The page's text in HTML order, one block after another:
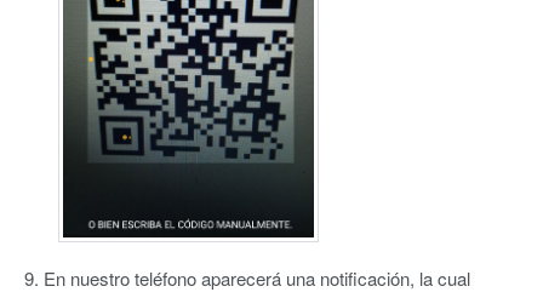
9. En nuestro teléfono aparecerá una notificación, la cual